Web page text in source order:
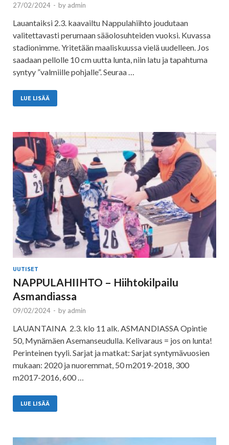
27/02/2024 - by admin
Lauantaiksi 2.3. kaavailtu Nappulahiihto joudutaan
valitettavasti perumaan sääolosuhteiden vuoksi. Kuvassa
stadionimme. Yritetään maaliskuussa vielä uudelleen. Jos
saadaan pellolle 10 cm uutta lunta, niin latu ja tapahtuma
syntyy ”valmiille pohjalle”. Seuraa …
LUE LISÄÄ
UUTISET
NAPPULAHIIHTO – Hiihtokilpailu
Asmandiassa
09/02/2024 - by admin
LAUANTAINA 2.3. klo 11 alk. ASMANDIASSA Opintie
50, Mynämäen Asemanseudulla. Kelivaraus = jos on lunta!
Perinteinen tyyli. Sarjat ja matkat: Sarjat syntymävuosien
mukaan: 2020 ja nuoremmat, 50 m2019-2018, 300
m2017-2016, 600 …
LUE LISÄÄ